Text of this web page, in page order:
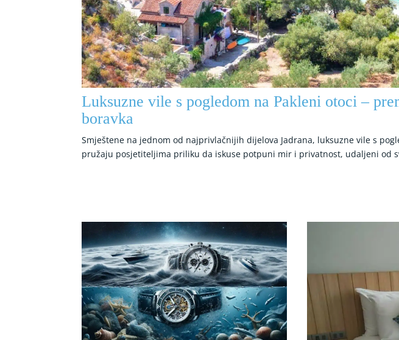
Luksuzne vile s pogledom na Pakleni otoci –
boravka
Smještene na jednom od najprivlačnijih dijelova Jadrana, luksuzne vile s
pružaju posjetiteljima priliku da iskuse potpuni mir i privatnost, udaljeni od